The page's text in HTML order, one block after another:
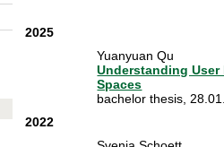
2025
Yuanyuan Qu
Understanding
Spaces
bachelor thesis
2022